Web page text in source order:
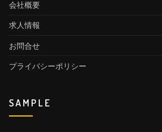
会社概要
求人情報
お問合せ
プライバシーポリシー
SAMPLE